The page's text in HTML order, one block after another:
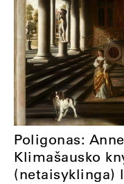
Poligonas:
Klimašausko
(netaisyklinga)